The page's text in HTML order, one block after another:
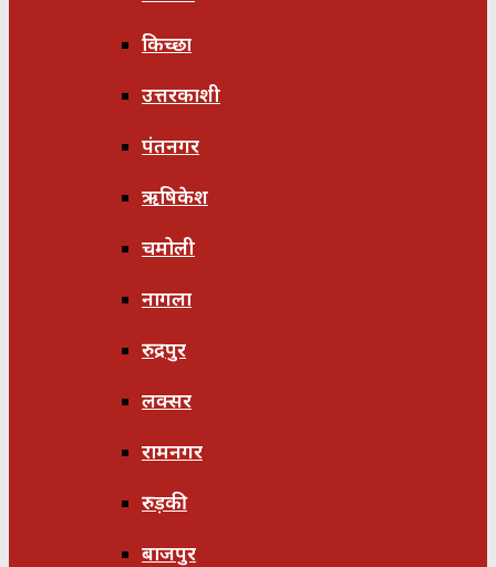
किच्छा
उत्तरकाशी
पंतनगर
ऋषिकेश
चमोली
नागला
रुद्रपुर
लक्सर
रामनगर
रुड़की
बाजपुर